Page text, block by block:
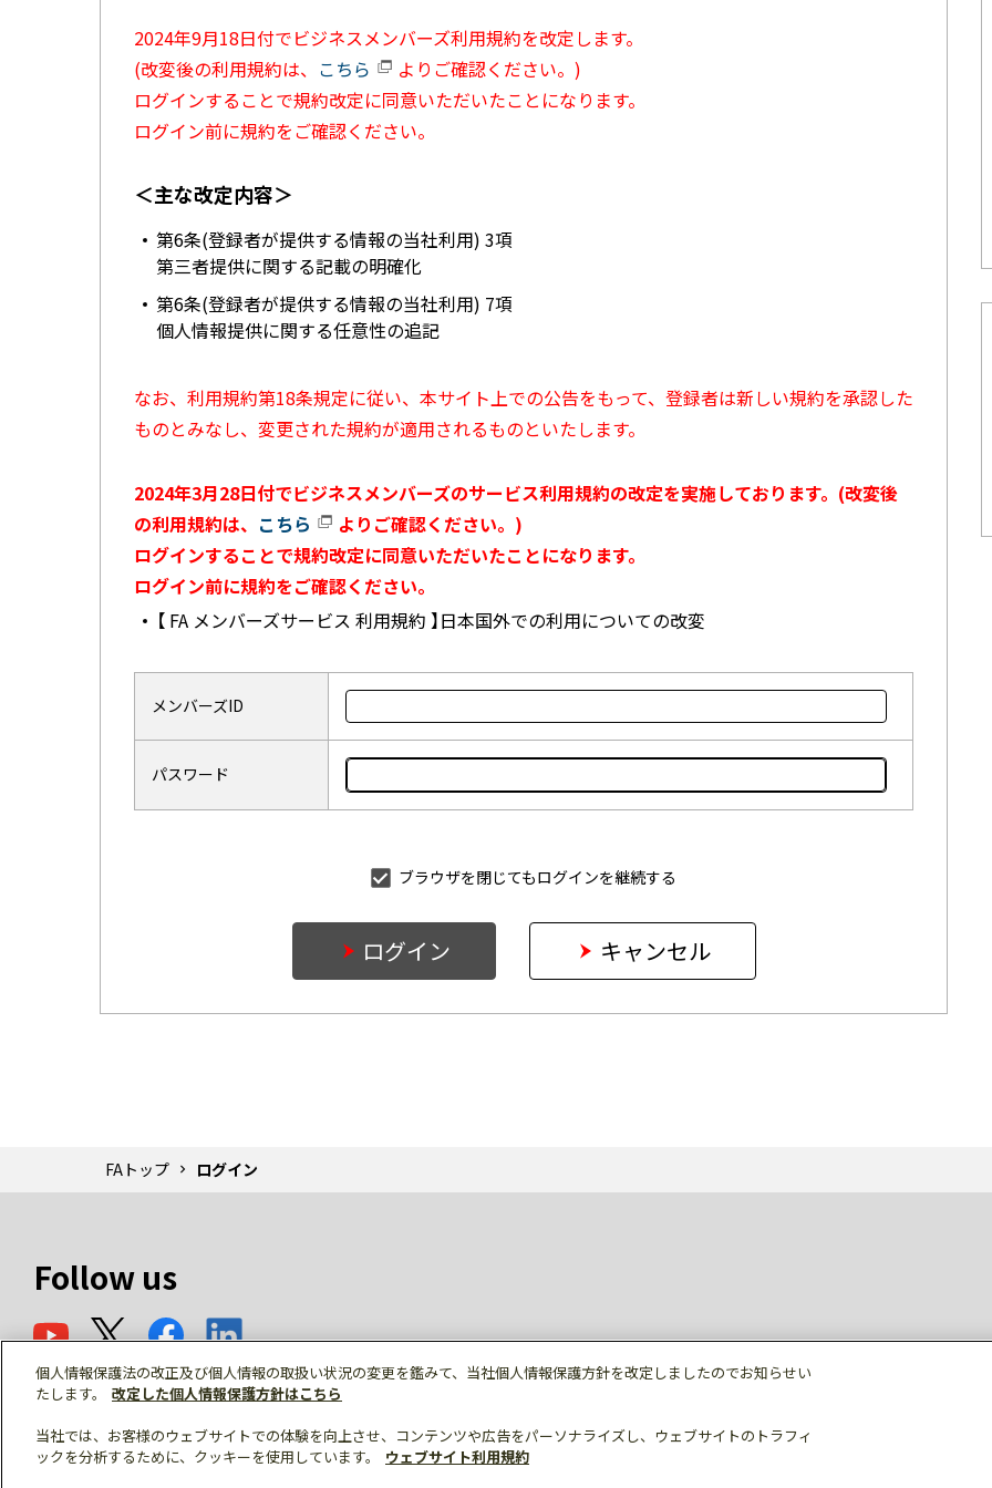
2024年9月18日付でビジネスメンバーズ利用規約を改定します。
(改変後の利用規約は、 こちら
よりご確認ください。)
ログインすることで規約改定に同意いただいたことになります。
ログイン前に規約をご確認ください。
＜主な改定内容＞
第6条(登録者が提供する情報の当社利用) 3項
第三者提供に関する記載の明確化
第6条(登録者が提供する情報の当社利用) 7項
個人情報提供に関する任意性の追記
なお、利用規約第18条規定に従い、本サイト上での公告をもって、登録者は新しい規約を承認した
ものとみなし、変更された規約が適用されるものといたします。
2024年3月28日付でビジネスメンバーズのサービス利用規約の改定を実施しております。(改変後
の利用規約は、 こちら
よりご確認ください。)
ログインすることで規約改定に同意いただいたことになります。
ログイン前に規約をご確認ください。
【 FA メンバーズサービス 利用規約 】日本国外での利用についての改変
メンバーズID
パスワード
ブラウザを閉じてもログインを継続する
ログイン キャンセル
FAトップ ログイン
Follow us
© Mitsubishi Electric Corporation
個人情報保護法の改正及び個人情報の取扱い状況の変更を鑑みて、当社個人情報保護方針を改定しましたのでお知らせい
たします。
改定した個人情報保護方針はこちら
当社では、お客様のウェブサイトでの体験を向上させ、コンテンツや広告をパーソナライズし、ウェブサイトのトラフィ
ックを分析するために、クッキーを使用しています。
ウェブサイト利用規約